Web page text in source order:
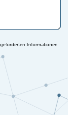
Informationen